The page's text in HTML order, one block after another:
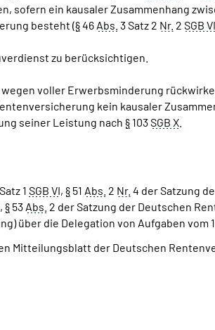
sofern ein kausaler Zusammenhang
besteht (§46 Abs. 3 Satz 2 Nr. 2 SGB
zu berücksichtigen.
voller Erwerbsminderung
kein kausaler
seiner Leistung nach § 103SGB X
1 SGB VI, § 51 Abs. 2 Nr. 4 der Satzung
, § 53 Abs. 2 der Satzung der Deutschen
über die Delegation von Aufgaben vom
Mitteilungsblatt der Deutschen